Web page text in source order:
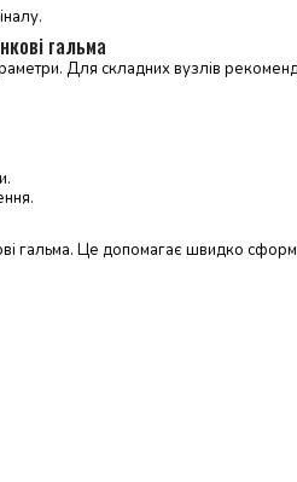
гальма
Для складних вузлів
гальма. Це допомагає швидко